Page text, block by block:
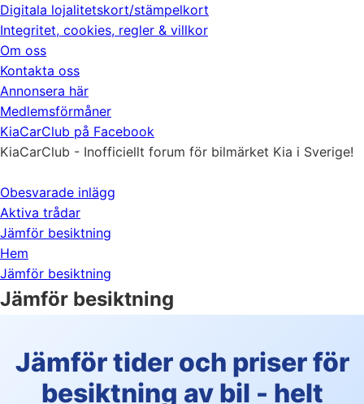
Digitala lojalitetskort/stämpelkort
Integritet, cookies, regler & villkor
Om oss
Kontakta oss
Annonsera här
Medlemsförmåner
KiaCarClub på Facebook
KiaCarClub - Inofficiellt forum för bilmärket Kia i Sverige!
Obesvarade inlägg
Aktiva trådar
Jämför besiktning
Hem
Jämför besiktning
Jämför besiktning
Jämför tider och priser för
besiktning av bil - helt